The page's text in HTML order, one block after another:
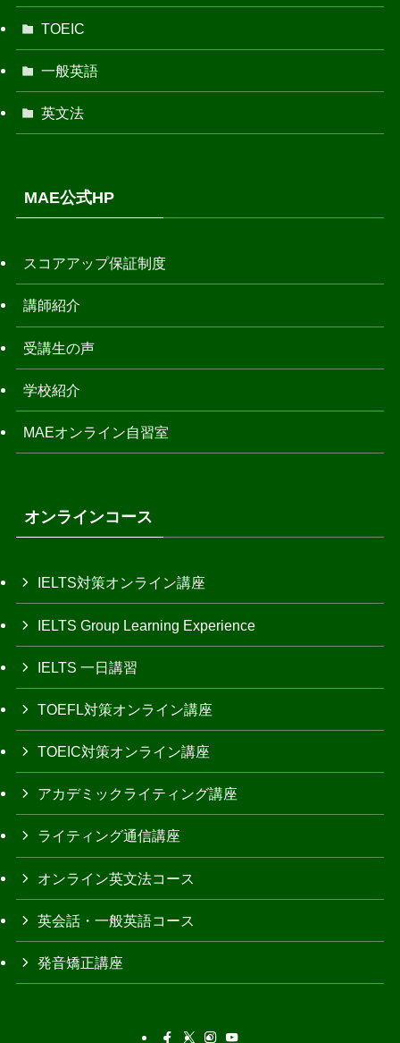
TOEIC
一般英語
英文法
MAE公式HP
スコアアップ保証制度
講師紹介
受講生の声
学校紹介
MAEオンライン自習室
オンラインコース
IELTS対策オンライン講座
IELTS Group Learning Experience
IELTS 一日講習
TOEFL対策オンライン講座
TOEIC対策オンライン講座
アカデミックライティング講座
ライティング通信講座
オンライン英文法コース
英会話・一般英語コース
発音矯正講座